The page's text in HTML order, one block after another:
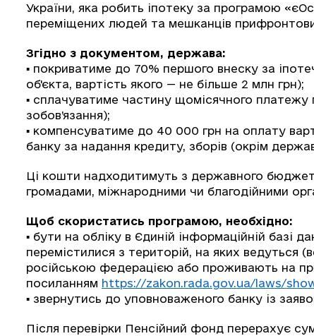
України, яка робить іпотеку за програмою
переміщених людей та мешканців
Згідно з документом, держава:
▪️ покриватиме до 70% першого внеску за
об'єкта, вартість якого — не більше 2 млн грн);
▪️ сплачуватиме частину щомісячного
зобов’язання);
▪️ компенсуватиме до 40 000 грн на оплату
банку за надання кредиту, зборів (окрім
Ці кошти надходитимуть з державного
громадами, міжнародними чи благодійними
Щоб скористатись програмою, необхідно:
▪️ бути на обліку в Єдиній інформаційній базі
перемістилися з територій, на яких ведуться
російською федерацією або проживають на
посиланням https://zakon.rada.gov.ua/laws/
▪️ звернутись до уповноваженого банку із
Після перевірки Пенсійний фонд перерахує